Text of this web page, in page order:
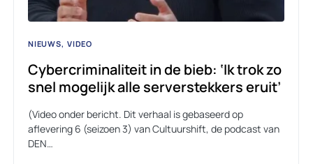
NIEUWS VIDEO
Cybercriminaliteit in de bieb: ‘Ik trok zo
snel mogelijk alle serverstekkers eruit’
(Video onder bericht. Dit verhaal is gebaseerd op
aflevering 6 (seizoen 3) van Cultuurshift, de podcast van
DEN…